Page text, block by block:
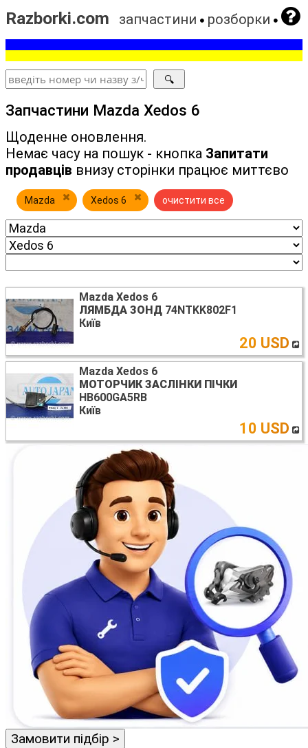
Razborki.com запчастини розборки
Запчастини Mazda Xedos 6
Щоденне оновлення.
Немає часу на пошук - кнопка Запитати
продавців внизу сторінки працює миттєво
Mazda Xedos 6 очистити все
Mazda Xedos 6
ЛЯМБДА ЗОНД 74NTKK802F1
Київ
20 USD
Mazda Xedos 6
МОТОРЧИК ЗАСЛІНКИ ПІЧКИ
HB600GA5RB
Київ
10 USD
Замовити підбір >